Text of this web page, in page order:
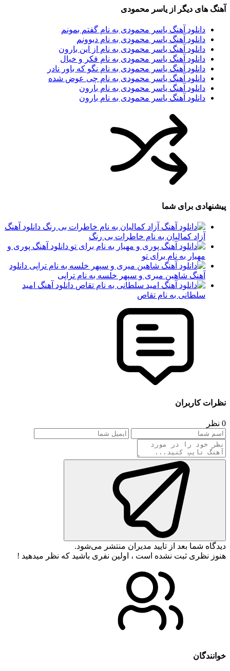
آهنگ های دیگر از یاسر محمودی
دانلود آهنگ یاسر محمودی به نام گفتم بمونم
دانلود آهنگ یاسر محمودی به نام دیوونم
دانلود آهنگ یاسر محمودی به نام از این بارون
دانلود آهنگ یاسر محمودی به نام فکر و خیال
دانلود آهنگ یاسر محمودی به نام نگو که باور نادر
دانلود آهنگ یاسر محمودی به نام چی عوض شده
دانلود آهنگ یاسر محمودی به نام بارون
دانلود آهنگ یاسر محمودی به نام بارون
پیشنهادی برای شما
دانلود آهنگ
آزاد کمالیان به نام خاطرات بی رنگ
دانلود آهنگ پوری و
مهیار به نام برای تو
دانلود
آهنگ شاهین میری و سپهر خلسه به نام تراپی
دانلود آهنگ امید
سلطانی به نام تقاص
نظرات کاربران
0 نظر
دیدگاه شما بعد از تایید مدیران منتشر می‌شود.
هنوز نظری ثبت نشده است ، اولین نفری باشید که نظر میدهید !
خوانندگان